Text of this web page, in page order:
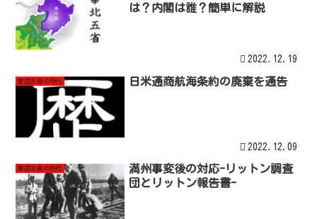
は？内閣は誰？簡単に解説
2022.12.19
軍国主義の時代 日米通商航海条約の廃棄を通告
2022.12.09
軍国主義の時代
満州事変後の対応-リットン調査
団とリットン報告書-